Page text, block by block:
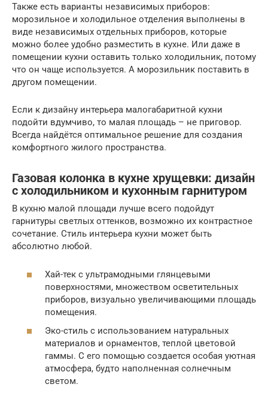
Также есть варианты независимых приборов:
морозильное и холодильное отделения выполнены в
виде независимых отдельных приборов, которые
можно более удобно разместить в кухне. Или даже в
помещении кухни оставить только холодильник, потому
что он чаще используется. А морозильник поставить в
другом помещении.
Если к дизайну интерьера малогабаритной кухни
подойти вдумчиво, то малая площадь – не приговор.
Всегда найдётся оптимальное решение для создания
комфортного жилого пространства.
Газовая колонка в кухне хрущевки: дизайн
с холодильником и кухонным гарнитуром
В кухню малой площади лучше всего подойдут
гарнитуры светлых оттенков, возможно их контрастное
сочетание. Стиль интерьера кухни может быть
абсолютно любой.
Хай-тек с ультрамодными глянцевыми
поверхностями, множеством осветительных
приборов, визуально увеличивающими площадь
помещения.
Эко-стиль с использованием натуральных
материалов и орнаментов, теплой цветовой
гаммы. С его помощью создается особая уютная
атмосфера, будто наполненная солнечным
светом.